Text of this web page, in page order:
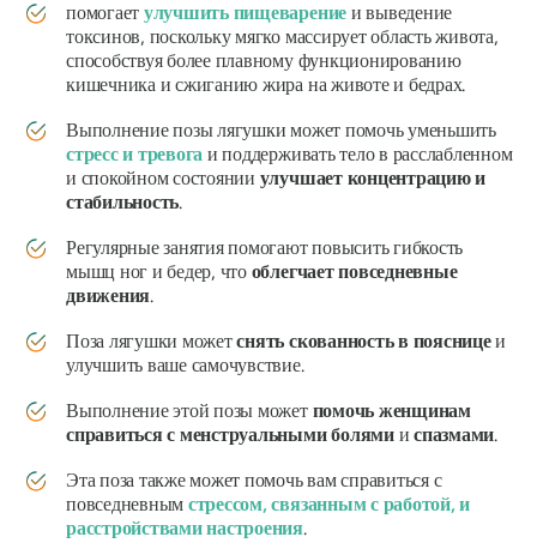
помогает улучшить пищеварение и выведение
токсинов, поскольку мягко массирует область живота,
способствуя более плавному функционированию
кишечника и сжиганию жира на животе и бедрах.
Выполнение позы лягушки может помочь уменьшить
стресс и тревога и поддерживать тело в расслабленном
и спокойном состоянии улучшает концентрацию и
стабильность.
Регулярные занятия помогают повысить гибкость
мышц ног и бедер, что облегчает повседневные
движения.
Поза лягушки можетснять скованность в поясницеи
улучшить ваше самочувствие.
Выполнение этой позы может помочь женщинам
справиться с менструальными болямииспазмами.
Эта поза также может помочь вам справиться с
повседневным стрессом, связанным с работой, и
расстройствами настроения.